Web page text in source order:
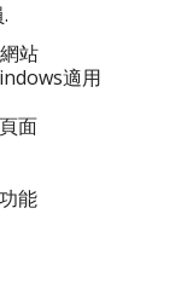
站
適用
面
能